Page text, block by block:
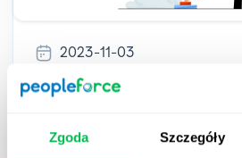
Zgoda Szczegóły
2023-11-03
Dlaczego
start-upów